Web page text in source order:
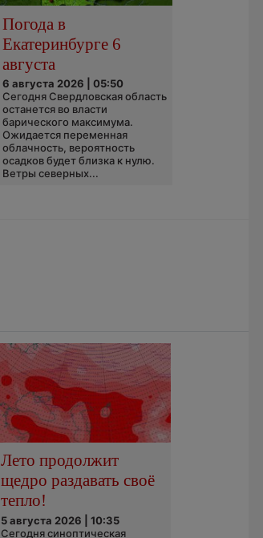
Погода в
Екатеринбурге 6
августа
6 августа 2026 | 05:50
Сегодня Свердловская область
останется во власти
барического максимума.
Ожидается переменная
облачность, вероятность
осадков будет близка к нулю.
Ветры северных...
Лето продолжит
щедро раздавать своё
тепло!
5 августа 2026 | 10:35
Сегодня синоптическая